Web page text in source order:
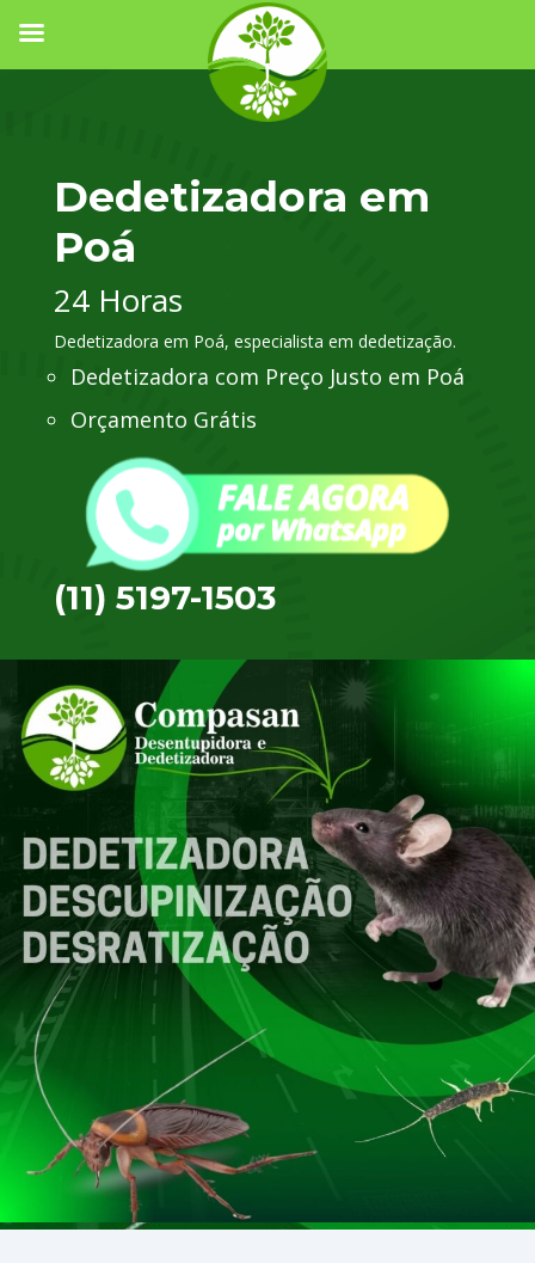
Dedetizadora em
Poá
24 Horas
Dedetizadora em Poá, especialista em dedetização.
Dedetizadora com Preço Justo em Poá
Orçamento Grátis
(11) 5197-1503